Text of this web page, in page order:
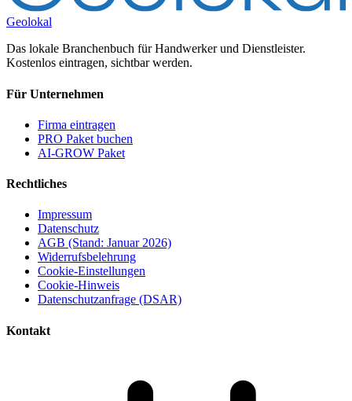
Geolokal
Das lokale Branchenbuch für Handwerker und Dienstleister.
Kostenlos eintragen, sichtbar werden.
Für Unternehmen
Firma eintragen
PRO Paket buchen
AI-GROW Paket
Rechtliches
Impressum
Datenschutz
AGB (Stand: Januar 2026)
Widerrufsbelehrung
Cookie-Einstellungen
Cookie-Hinweis
Datenschutzanfrage (DSAR)
Kontakt